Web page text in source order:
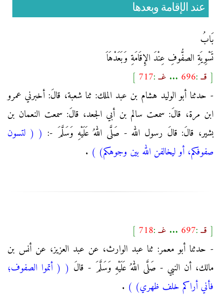
عند الإقامة وبعدها
بَابُ
تَسْوِيَةِ الصفُّوفِ عِنْدَ الإِقَامَةِ وَبَعَدْهَاَ
[ قــ:
696
... غــ:
717
]
- حدثنا أبو الوليد هشام بن عبد الملك: ثنا شعبة، قالَ: أخبرني عمرو
ابن مرة، قالَ: سمعت سالم بن أبي الجعد، قالَ: سمعت النعمان بن
بشير، قالَ: قالَ رسول الله - صَلَّى اللهُ عَلَيْهِ وَسَلَّمَ -: ( ( لتسون
صفوفكم، أو ليخالفن الله بين وجوهكم) )
.
[ قــ:
697
... غــ:
718
]
- حدثنا أبو معمر: ثنا عبد الوارث، عن عبد العزيز، عن أنس بن
مالك، أن النبي - صَلَّى اللهُ عَلَيْهِ وَسَلَّمَ - قالَ ( ( أتموا الصفوف؛
فأني أراكم خلف ظهري) )
.